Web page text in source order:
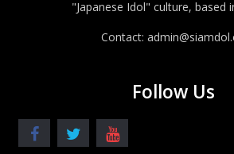
"Japanese Idol" culture, based
Contact:
Follow Us